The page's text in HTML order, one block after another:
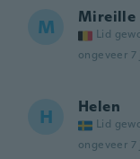
M Mireille
Lid
ongeveer 7
H Helen
Lid
ongeveer 7